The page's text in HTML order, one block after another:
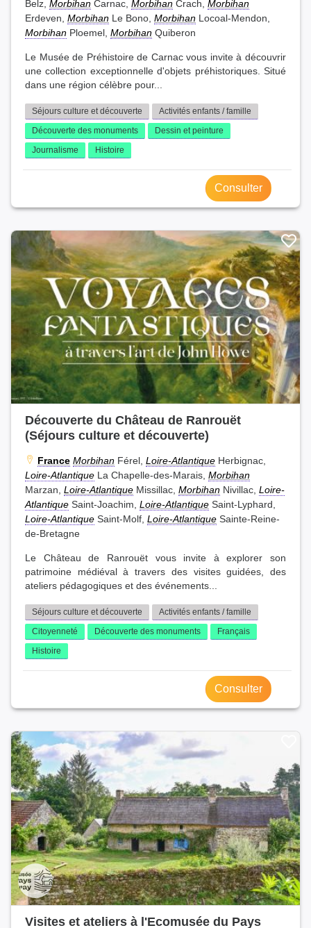
Belz, Morbihan Carnac, Morbihan Crach, Morbihan
Erdeven, Morbihan Le Bono, Morbihan Locoal-Mendon,
Morbihan Ploemel, Morbihan Quiberon
Le Musée de Préhistoire de Carnac vous invite à découvrir
une collection exceptionnelle d'objets préhistoriques. Situé
dans une région célèbre pour...
Séjours culture et découverte
Activités enfants / famille
Découverte des monuments
Dessin et peinture
Journalisme
Histoire
Consulter
Découverte du Château de Ranrouët
(Séjours culture et découverte)
France Morbihan Férel, Loire-Atlantique Herbignac,
Loire-Atlantique La Chapelle-des-Marais, Morbihan
Marzan, Loire-Atlantique Missillac, Morbihan Nivillac, Loire-
Atlantique Saint-Joachim, Loire-Atlantique Saint-Lyphard,
Loire-Atlantique Saint-Molf, Loire-Atlantique Sainte-Reine-
de-Bretagne
Le Château de Ranrouët vous invite à explorer son
patrimoine médiéval à travers des visites guidées, des
ateliers pédagogiques et des événements...
Séjours culture et découverte
Activités enfants / famille
Citoyenneté
Découverte des monuments
Français
Histoire
Consulter
Visites et ateliers à l'Ecomusée du Pays